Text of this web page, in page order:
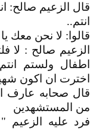
قال الزعيم صالح:
انتم..
قالوا: لا نحن معك
الزعيم صالح : لا
اطفال ولستم
اخترت ان اكون
قال صحابه عارف
من المستشهدين
فرد عليه الزعيم